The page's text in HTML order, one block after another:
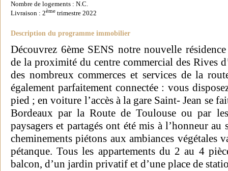
Nombre de logements : N.C.
Livraison : 2ème trimestre 2022
Description du programme immobilier
Découvrez 6ème SENS notre nouvelle
de la proximité du centre commercial des Rives
des nombreux commerces et services de la
également parfaitement connectée : vous
pied ; en voiture l’accès à la gare Saint- Jean se
Bordeaux par la Route de Toulouse ou par
paysagers et partagés ont été mis à l’honneur
cheminements piétons aux ambiances végétales
pétanque. Tous les appartements du 2 au 4
balcon, d’un jardin privatif et d’une place de